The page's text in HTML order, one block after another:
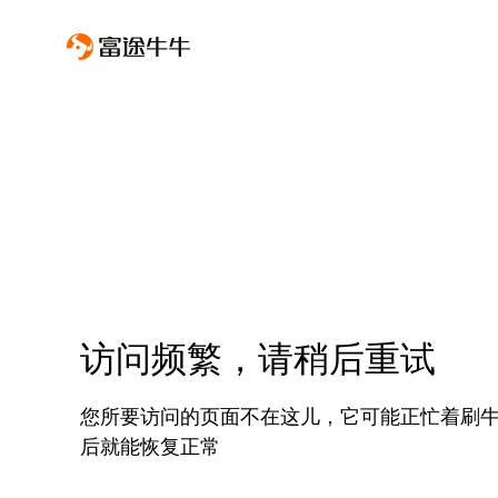
访问频繁，请稍后重试
您所要访问的页面不在这儿，它可能正忙着刷
后就能恢复正常